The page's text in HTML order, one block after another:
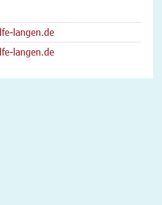
langen.de
langen.de